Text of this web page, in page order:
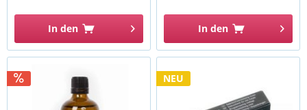
In den In den
NEU